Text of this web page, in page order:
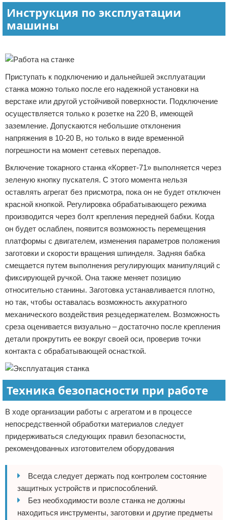
Инструкция по эксплуатации
машины
Приступать к подключению и дальнейшей эксплуатации
станка можно только после его надежной установки на
верстаке или другой устойчивой поверхности. Подключение
осуществляется только к розетке на 220 В, имеющей
заземление. Допускаются небольшие отклонения
напряжения в 10-20 В, но только в виде временной
погрешности на момент сетевых перепадов.
Включение токарного станка «Корвет-71» выполняется через
зеленую кнопку пускателя. С этого момента нельзя
оставлять агрегат без присмотра, пока он не будет отключен
красной кнопкой. Регулировка обрабатывающего режима
производится через болт крепления передней бабки. Когда
он будет ослаблен, появится возможность перемещения
платформы с двигателем, изменения параметров положения
заготовки и скорости вращения шпинделя. Задняя бабка
смещается путем выполнения регулирующих манипуляций с
фиксирующей ручкой. Она также меняет позицию
относительно станины. Заготовка устанавливается плотно,
но так, чтобы оставалась возможность аккуратного
механического воздействия резцедержателем. Возможность
среза оценивается визуально – достаточно после крепления
детали прокрутить ее вокруг своей оси, проверив точки
контакта с обрабатывающей оснасткой.
Техника безопасности при работе
В ходе организации работы с агрегатом и в процессе
непосредственной обработки материалов следует
придерживаться следующих правил безопасности,
рекомендованных изготовителем оборудования
Всегда следует держать под контролем состояние
защитных устройств и приспособлений.
Без необходимости возле станка не должны
находиться инструменты, заготовки и другие предметы